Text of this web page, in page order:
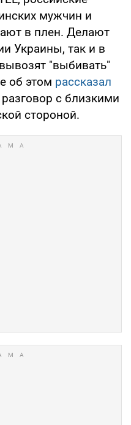
мужчин и
в плен. Делают
Украины, так и в
"выбивать"
об этом рассказал
разговор с близкими
стороной.